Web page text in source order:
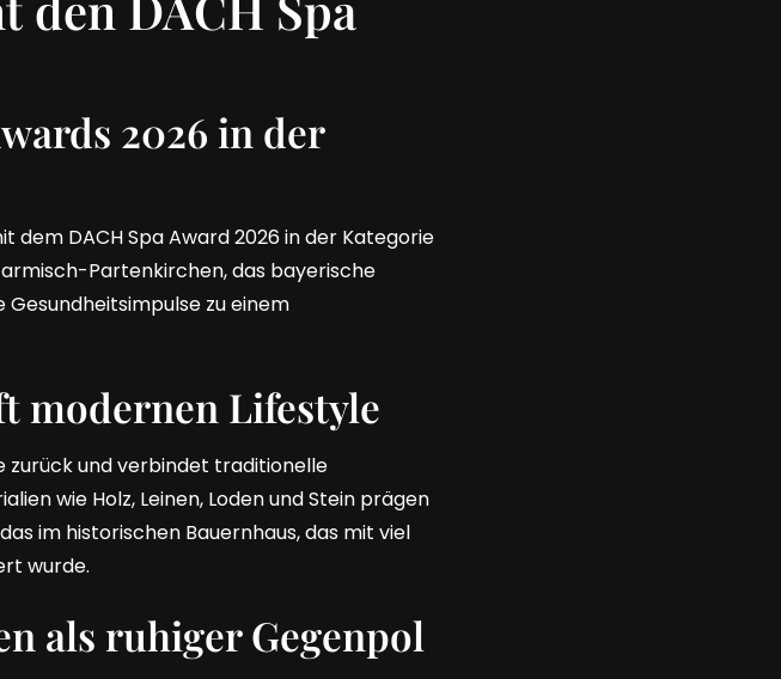
2026 in der
dem DACH Spa Award 2026 in der Kategorie
Partenkirchen, das bayerische
zu einem
modernen Lifestyle
zurück und verbindet traditionelle
wie Holz, Leinen, Loden und Stein prägen
im historischen Bauernhaus, das mit viel
wurde.
als ruhiger Gegenpol